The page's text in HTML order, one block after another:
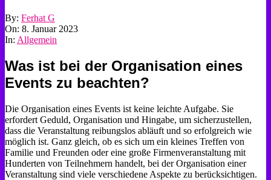
By: Ferhat G
On: 8. Januar 2023
In: Allgemein
Was ist bei der Organisation eines
Events zu beachten?
Die Organisation eines Events ist keine leichte Aufgabe. Sie
erfordert Geduld, Organisation und Hingabe, um sicherzustellen,
dass die Veranstaltung reibungslos abläuft und so erfolgreich wie
möglich ist. Ganz gleich, ob es sich um ein kleines Treffen von
Familie und Freunden oder eine große Firmenveranstaltung mit
Hunderten von Teilnehmern handelt, bei der Organisation einer
Veranstaltung sind viele verschiedene Aspekte zu berücksichtigen.